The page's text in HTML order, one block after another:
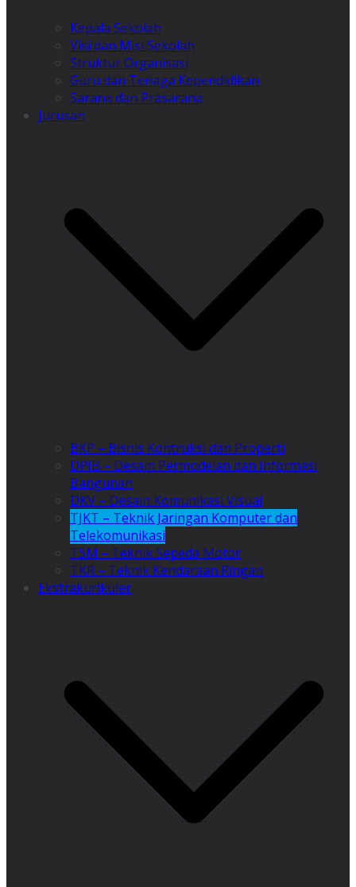
Kepala Sekolah
Visi dan Misi Sekolah
Struktur Organisasi
Guru dan Tenaga Kependidikan
Sarana dan Prasarana
Jurusan
BKP – Bisnis Kontruksi dan Properti
DPIB – Desain Permodelan dan Informasi
Bangunan
DKV – Desain Komunikasi Visual
TJKT – Teknik Jaringan Komputer dan
Telekomunikasi
TSM – Teknik Sepeda Motor
TKR – Teknik Kendaraan Ringan
Ekstrakurikuler